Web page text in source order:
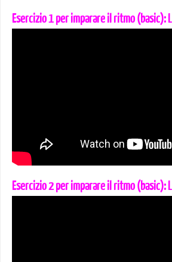
Esercizio 1 per imparare il ritmo (basic):
Esercizio 2 per imparare il ritmo (basic):